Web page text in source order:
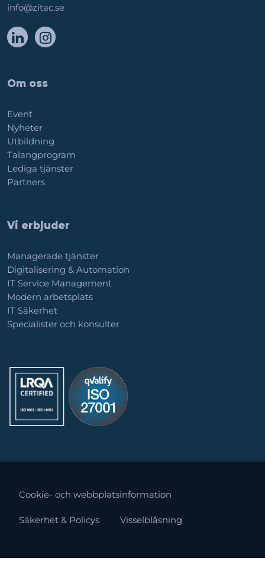
info@zitac.se
Om oss
Event
Nyheter
Utbildning
Talangprogram
Lediga tjänster
Partners
Vi erbjuder
Managerade tjänster
Digitalisering & Automation
IT Service Management
Modern arbetsplats
IT Säkerhet
Specialister och konsulter
Cookie- och webbplatsinformation
Säkerhet & Policys Visselblåsning